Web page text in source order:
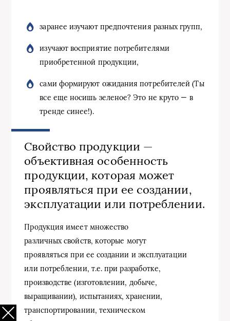
заранее изучают предпочтения разных групп,
изучают восприятие потребителями
приобретенной продукции,
сами формируют ожидания потребителей (Ты
все еще носишь зеленое? Это не круто — в
тренде синее!).
Свойство продукции —
объективная особенность
продукции, которая может
проявляться при ее создании,
эксплуатации или потреблении.
Продукция имеет множество
различных свойств, которые могут
проявляться при ее создании и эксплуатации
или потреблении, т.е. при разработке,
производстве (изготовлении, добыче,
выращивании), испытаниях, хранении,
транспортировании, техническом